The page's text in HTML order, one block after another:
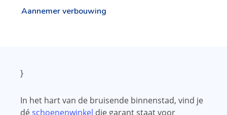
Aannemer verbouwing
}
In het hart van de bruisende binnenstad, vind je
déschoenenwinkel die garant staat voor